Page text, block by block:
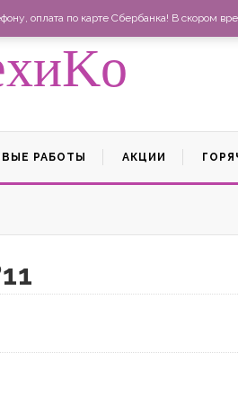
РАБОТЫ АКЦИИ
оплата по карте Сбербанка! В скором